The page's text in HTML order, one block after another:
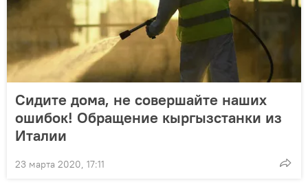
Сидите дома, не совершайте наших
ошибок! Обращение кыргызстанки из
Италии
23 марта 2020, 17:11